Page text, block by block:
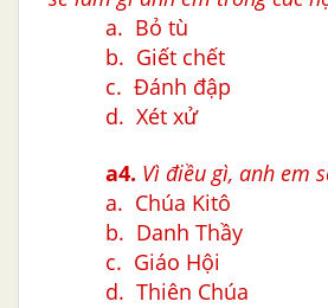
a. Bỏ tù
b. Giết chết
c. Đánh đập
d. Xét xử
a4. Vì điều gì, anh em
a. Chúa Kitô
b. Danh Thầy
c. Giáo Hội
d. Thiên Chúa